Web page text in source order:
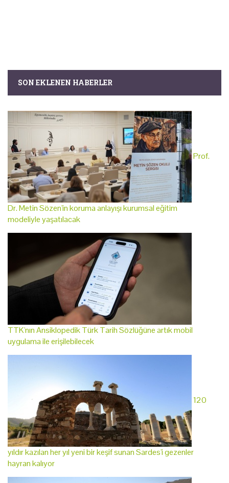
SON EKLENEN HABERLER
Prof.
Dr. Metin Sözen'in koruma anlayışı kurumsal eğitim
modeliyle yaşatılacak
TTK'nın Ansiklopedik Türk Tarih Sözlüğüne artık mobil
uygulama ile erişilebilecek
120
yıldır kazılan her yıl yeni bir keşif sunan Sardes'i gezenler
hayran kalıyor